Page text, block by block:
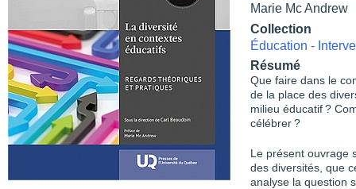
Marie Mc Andrew
Collection
Éducation -
Résumé
Que faire dans le
de la place des
milieu éducatif ?
célébrer ?
Le présent ouvrage
des diversités, que
analyse la question